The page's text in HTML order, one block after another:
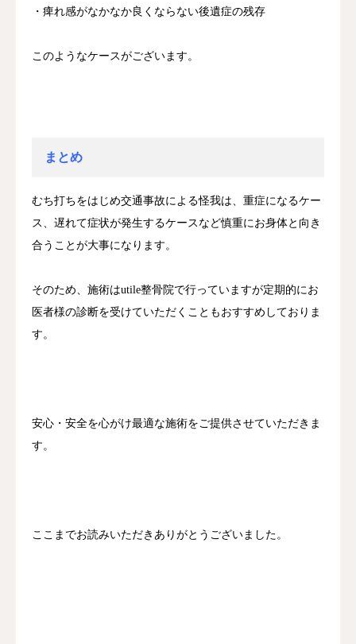
・痺れ感がなかなか良くならない後遺症の残存
このようなケースがございます。
まとめ
むち打ちをはじめ交通事故による怪我は、重症になるケー
ス、遅れて症状が発生するケースなど慎重にお身体と向き
合うことが大事になります。
そのため、施術はutile整骨院で行っていますが定期的にお
医者様の診断を受けていただくこともおすすめしておりま
す。
安心・安全を心がけ最適な施術をご提供させていただきま
す。
ここまでお読みいただきありがとうございました。